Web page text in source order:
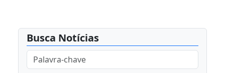
Busca Notícias